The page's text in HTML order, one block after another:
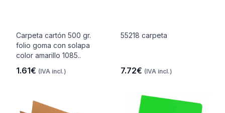
Carpeta cartón 500 gr.
folio goma con solapa
color amarillo 1085..
1.61€ (IVA incl.)
55218 carpeta
7.72€ (IVA incl.)